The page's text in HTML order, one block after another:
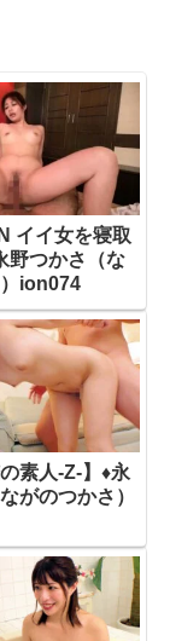
イイ女を寝取
野つかさ（な
ion074
素人-Z-】♦永
がのつかさ）